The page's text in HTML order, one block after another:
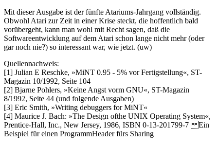
Mit dieser Ausgabe ist der fünfte Atariums-Jahrgang vollständig.
Obwohl Atari zur Zeit in einer Krise steckt, die hoffentlich bald
vorübergeht, kann man wohl mit Recht sagen, daß die
Softwareentwicklung auf dem Atari schon lange nicht mehr (oder
gar noch nie?) so interessant war, wie jetzt. (uw)
Quellennachweis:
[1] Julian E Reschke, »MiNT 0.95 - 5% vor Fertigstellung«, ST-
Magazin 10/1992, Seite 104
[2] Bjarne Pohlers, »Keine Angst vorm GNU«, ST-Magazin
8/1992, Seite 44 (und folgende Ausgaben)
[3] Eric Smith, »Writing debuggers for MiNT«
[4] Maurice J. Bach: »The Design ofthe UNIX Operating System«,
Prentice-Hall, Inc., New Jersey, 1986, ISBN 0-13-201799-7 Ein
Beispiel für einen ProgrammHeader fürs Sharing